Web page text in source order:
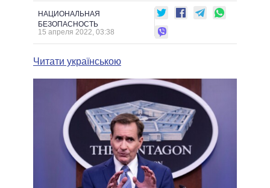
ГЛАВЫ ОБЛАДМИНИСТРАЦИЙ
МЭРЫ
ВСЕ ПЕРСОНЫ
ПОДДЕРЖАТЬ
СРАВНЕНИЕ ПОЛИТИКОВ
НАЦИОНАЛЬНАЯ
БЕЗОПАСНОСТЬ
15 апреля 2022, 03:38
Читати українською